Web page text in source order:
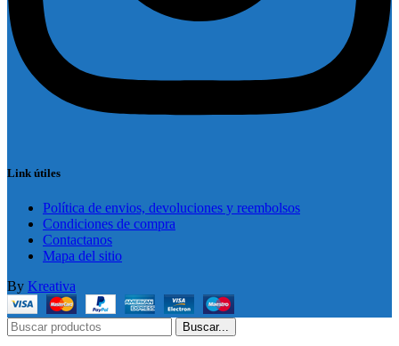
Link útiles
Política de envios, devoluciones y reembolsos
Condiciones de compra
Contactanos
Mapa del sitio
By Kreativa
Buscar...